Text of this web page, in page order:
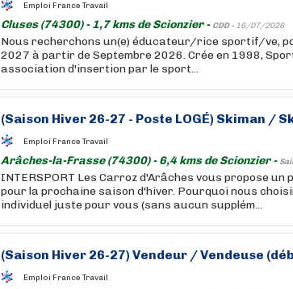
Emploi France Travail
Cluses (74300) - 1,7 kms de Scionzier - CDD - 16/07/2026
Nous recherchons un(e) éducateur/rice sportif/ve,
2027 à partir de Septembre 2026. Crée en 1998,
association d'insertion par le sport...
(Saison Hiver 26-27 - Poste LOGÉ) Skiman /
Emploi France Travail
Arâches-la-Frasse (74300) - 6,4 kms de Scionzier -
INTERSPORT Les Carroz d'Arâches vous propose un
pour la prochaine saison d'hiver. Pourquoi nous
individuel juste pour vous (sans aucun supplém...
(Saison Hiver 26-27) Vendeur / Vendeuse
Emploi France Travail